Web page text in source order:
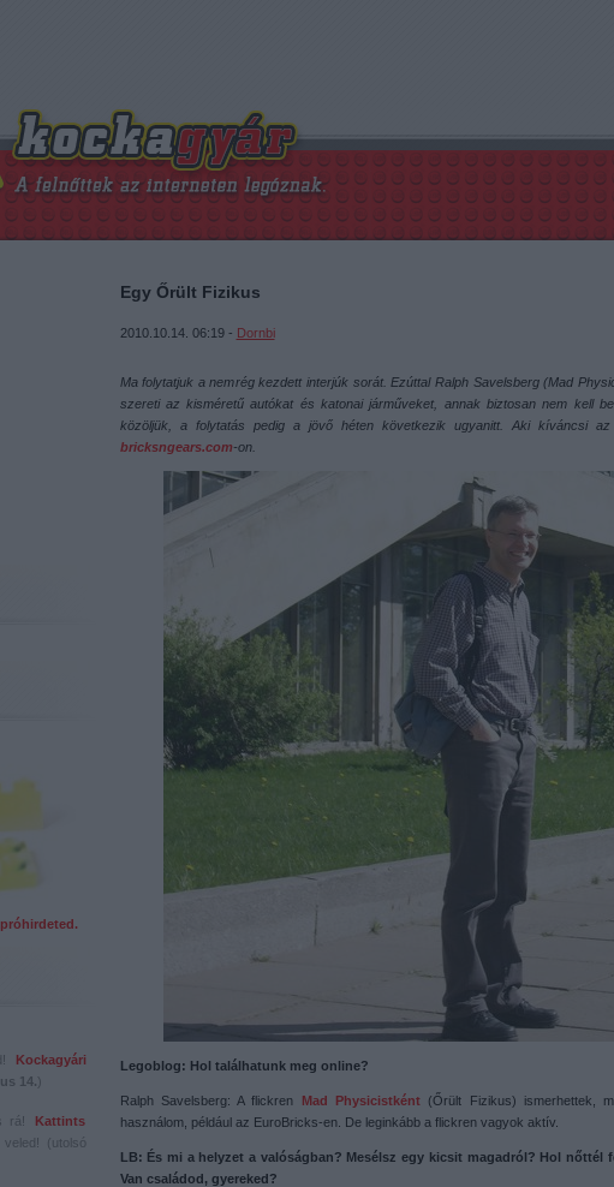
Kockagyári
14.)
rá!
Kattints
(utolsó
Egy Őrült Fizikus
2010.10.14. 06:19 - Dornbi
Ma folytatjuk a nemrég kezdett interjúk sorát. Ezúttal Ralph Savelsberg (Mad
szereti az kisméretű autókat és katonai járműveket, annak biztosan nem kell
közöljük, a folytatás pedig a jövő héten következik ugyanitt. Aki kíváncsi az
bricksngears.com-on.
Legoblog: Hol találhatunk meg online?
Ralph Savelsberg: A flickren Mad Physicistként (Őrült Fizikus) ismerhettek,
használom, például az EuroBricks-en. De leginkább a flickren vagyok aktív.
LB: És mi a helyzet a valóságban? Mesélsz egy kicsit magadról? Hol nőttél
Van családod, gyereked?